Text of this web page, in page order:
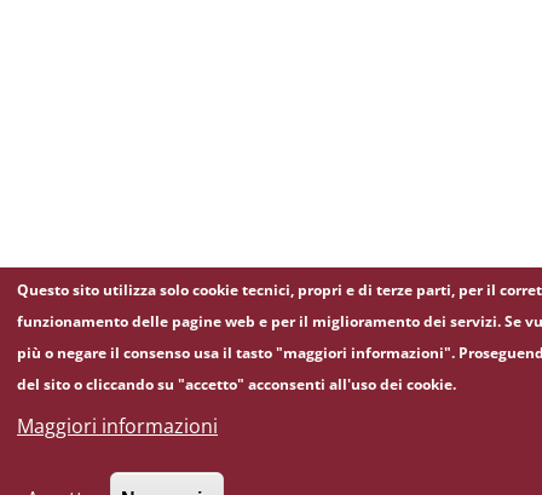
Questo sito utilizza solo cookie tecnici, propri e di terze parti, per il
funzionamento delle pagine web e per il miglioramento dei servizi. Se
più o negare il consenso usa il tasto "maggiori informazioni".
del sito o cliccando su "accetto" acconsenti all'uso dei cookie.
Maggiori informazioni